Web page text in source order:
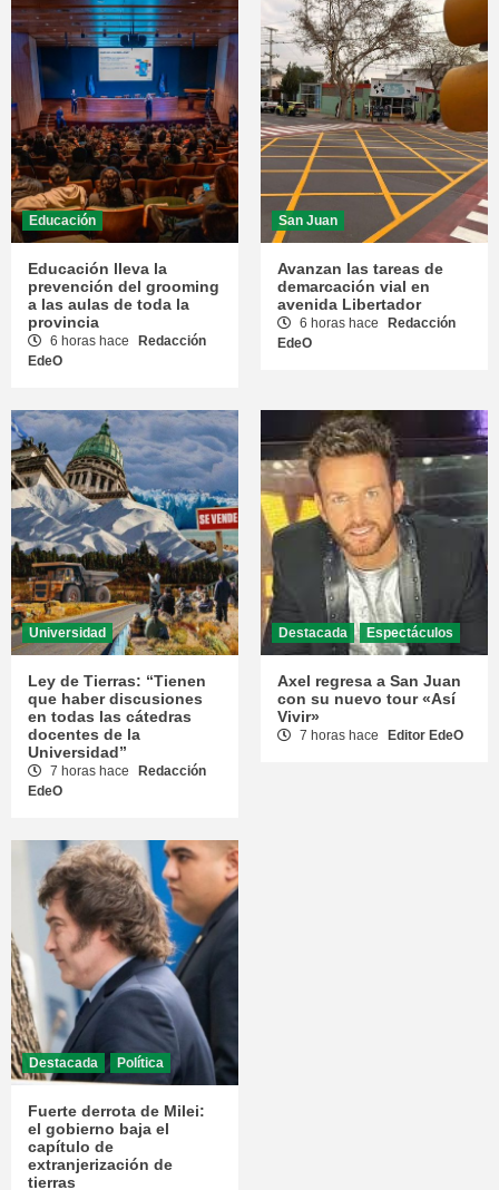
Educación
Educación lleva la
prevención del grooming
a las aulas de toda la
provincia
6 horas hace
Redacción
EdeO
San Juan
Avanzan las tareas de
demarcación vial en
avenida Libertador
6 horas hace
Redacción
EdeO
Universidad
Ley de Tierras: “Tienen
que haber discusiones
en todas las cátedras
docentes de la
Universidad”
7 horas hace
Redacción
EdeO
Destacada Espectáculos
Axel regresa a San Juan
con su nuevo tour «Así
Vivir»
7 horas hace Editor EdeO
Destacada Política
Fuerte derrota de Milei:
el gobierno baja el
capítulo de
extranjerización de
tierras